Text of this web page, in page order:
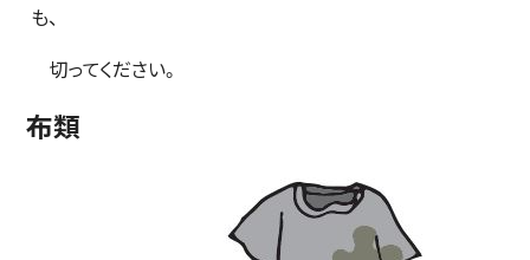
も、
切ってください。
布類